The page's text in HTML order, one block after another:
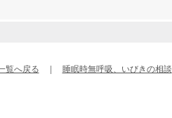
覧へ戻る 睡眠時無呼吸、いびきの相談